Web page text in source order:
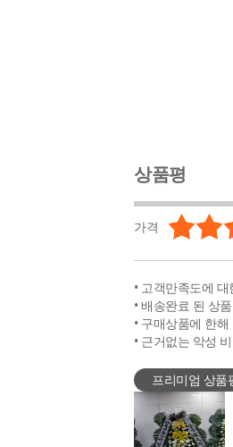
상품평
가격
• 고객만족도에
• 배송완료 된 상
• 구매상품에 한
• 근거없는 악성
프리미엄 상품